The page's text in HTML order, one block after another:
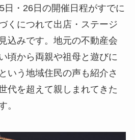
日・26日の開催日程がすでに
くにつれて出店・ステージ
込みです。地元の不動産会
頃から両親や祖母と遊びに
いう地域住民の声も紹介さ
代を超えて親しまれてきた
。